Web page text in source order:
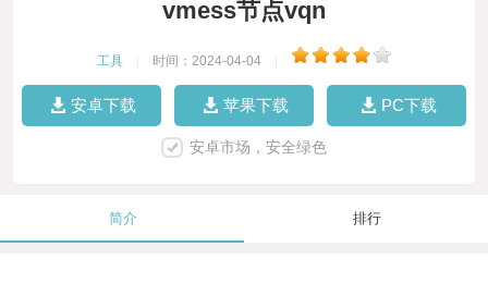
vmess节点vqn
工具 时间：2024-04-04
安卓下载 苹果下载 PC下载
安卓市场，安全绿色
简介 排行